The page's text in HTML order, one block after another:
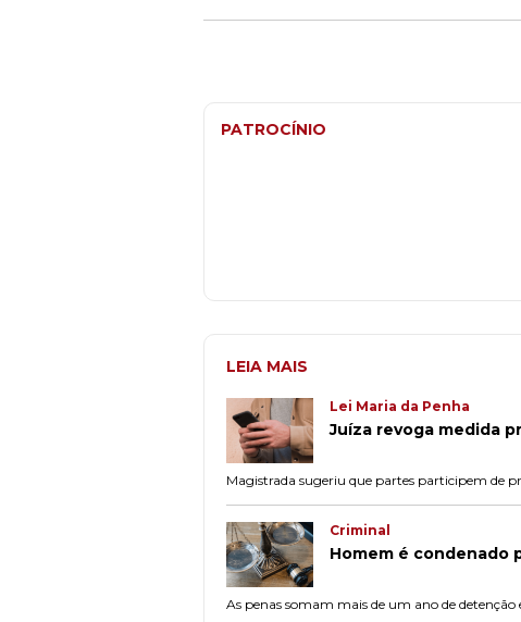
PATROCÍNIO
LEIA MAIS
Lei Maria da Penha
Juíza revoga medida
Magistrada sugeriu que partes participem de
Criminal
Homem é condenado
As penas somam mais de um ano de